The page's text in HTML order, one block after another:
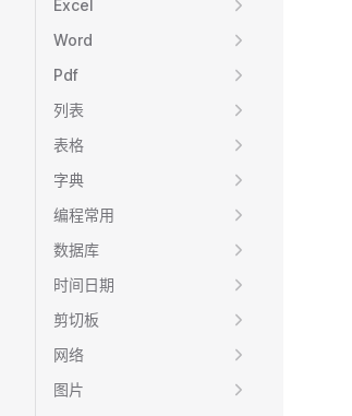
Excel
Word
Pdf
列表
表格
字典
编程常用
数据库
时间日期
剪切板
网络
图片